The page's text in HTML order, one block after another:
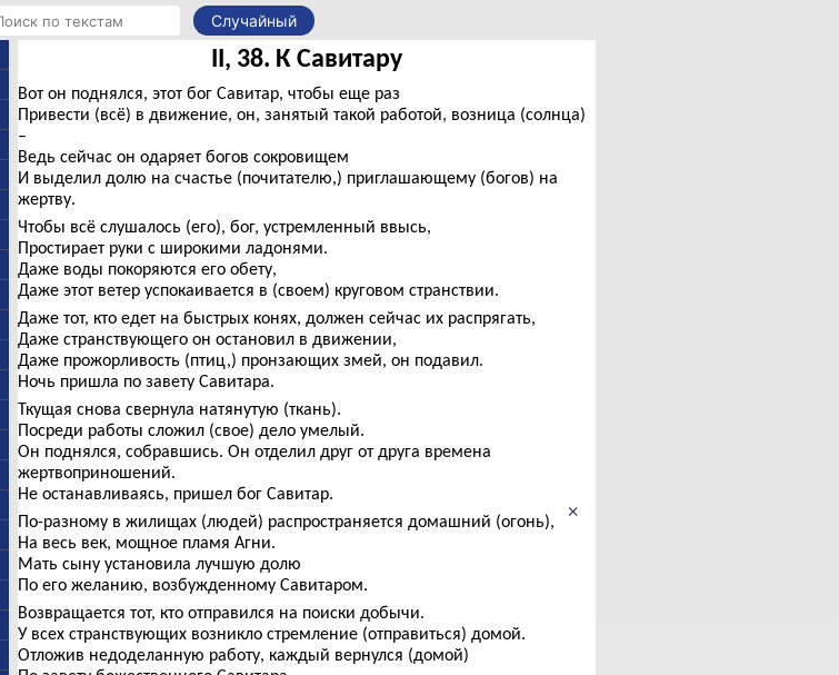
Случайный
×
II, 38. К Савитару
Вот он поднялся, этот бог Савитар, чтобы еще раз
Привести (всё) в движение, он, занятый такой работой, возница (солнца)
–
Ведь сейчас он одаряет богов сокровищем
И выделил долю на счастье (почитателю,) приглашающему (богов) на
жертву.
Чтобы всё слушалось (его), бог, устремленный ввысь,
Простирает руки с широкими ладонями.
Даже воды покоряются его обету,
Даже этот ветер успокаивается в (своем) круговом странствии.
Даже тот, кто едет на быстрых конях, должен сейчас их распрягать,
Даже странствующего он остановил в движении,
Даже прожорливость (птиц,) пронзающих змей, он подавил.
Ночь пришла по завету Савитара.
Ткущая снова свернула натянутую (ткань).
Посреди работы сложил (свое) дело умелый.
Он поднялся, собравшись. Он отделил друг от друга времена
жертвоприношений.
Не останавливаясь, пришел бог Савитар.
По-разному в жилищах (людей) распространяется домашний (огонь),
На весь век, мощное пламя Агни.
Мать сыну установила лучшую долю
По его желанию, возбужденному Савитаром.
Возвращается тот, кто отправился на поиски добычи.
У всех странствующих возникло стремление (отправиться) домой.
Отложив недоделанную работу, каждый вернулся (домой)